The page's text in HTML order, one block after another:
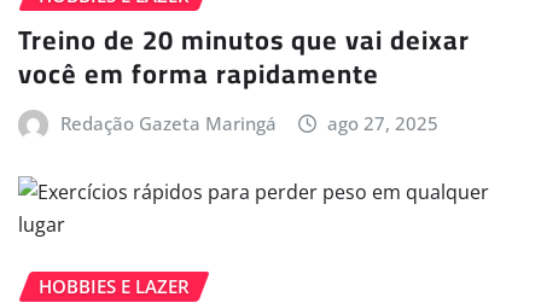
Treino de 20 minutos que vai deixar
você em forma rapidamente
Redação Gazeta Maringá ago 27, 2025
HOBBIES E LAZER